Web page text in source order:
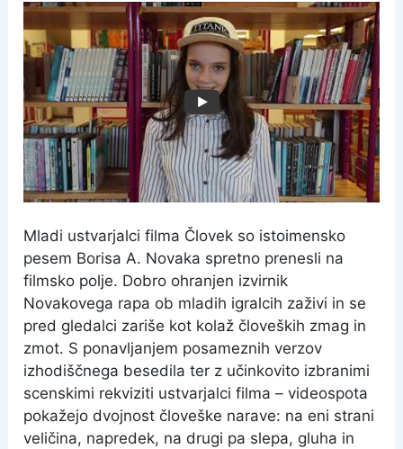
Mladi ustvarjalci filma Človek so istoimensko
pesem Borisa A. Novaka spretno prenesli na
filmsko polje. Dobro ohranjen izvirnik
Novakovega rapa ob mladih igralcih zaživi in se
pred gledalci zariše kot kolaž človeških zmag in
zmot. S ponavljanjem posameznih verzov
izhodiščnega besedila ter z učinkovito izbranimi
scenskimi rekviziti ustvarjalci filma – videospota
pokažejo dvojnost človeške narave: na eni strani
veličina, napredek, na drugi pa slepa, gluha in